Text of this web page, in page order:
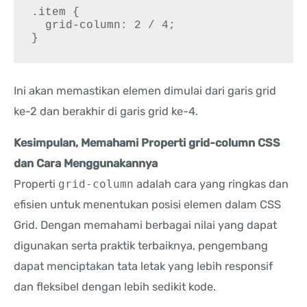
.item {
}
Ini akan memastikan elemen dimulai dari garis grid
ke-2 dan berakhir di garis grid ke-4.
Kesimpulan, Memahami Properti grid-column CSS
dan Cara Menggunakannya
Properti grid-column adalah cara yang ringkas dan
efisien untuk menentukan posisi elemen dalam CSS
Grid. Dengan memahami berbagai nilai yang dapat
digunakan serta praktik terbaiknya, pengembang
dapat menciptakan tata letak yang lebih responsif
dan fleksibel dengan lebih sedikit kode.